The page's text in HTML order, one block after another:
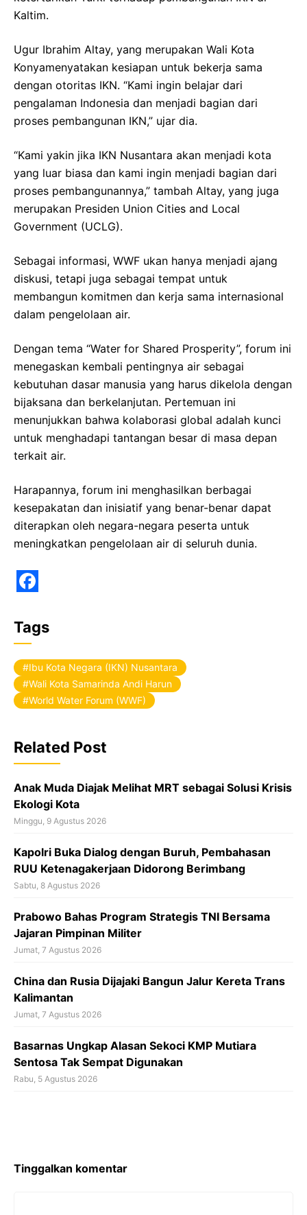
Kaltim.
Ugur Ibrahim Altay, yang merupakan Wali Kota
Konyamenyatakan kesiapan untuk bekerja sama
dengan otoritas IKN. “Kami ingin belajar dari
pengalaman Indonesia dan menjadi bagian dari
proses pembangunan IKN,” ujar dia.
“Kami yakin jika IKN Nusantara akan menjadi kota
yang luar biasa dan kami ingin menjadi bagian dari
proses pembangunannya,” tambah Altay, yang juga
merupakan Presiden Union Cities and Local
Government (UCLG).
Sebagai informasi, WWF ukan hanya menjadi ajang
diskusi, tetapi juga sebagai tempat untuk
membangun komitmen dan kerja sama internasional
dalam pengelolaan air.
Dengan tema “Water for Shared Prosperity”, forum ini
menegaskan kembali pentingnya air sebagai
kebutuhan dasar manusia yang harus dikelola dengan
bijaksana dan berkelanjutan. Pertemuan ini
menunjukkan bahwa kolaborasi global adalah kunci
untuk menghadapi tantangan besar di masa depan
terkait air.
Harapannya, forum ini menghasilkan berbagai
kesepakatan dan inisiatif yang benar-benar dapat
diterapkan oleh negara-negara peserta untuk
meningkatkan pengelolaan air di seluruh dunia.
a
c
e
b
o
k
Tags
Ibu Kota Negara (IKN) Nusantara
Wali Kota Samarinda Andi Harun
World Water Forum (WWF)
Related Post
Anak Muda Diajak Melihat MRT sebagai Solusi Krisis
Ekologi Kota
Minggu, 9 Agustus 2026
Kapolri Buka Dialog dengan Buruh, Pembahasan
RUU Ketenagakerjaan Didorong Berimbang
Sabtu, 8 Agustus 2026
Prabowo Bahas Program Strategis TNI Bersama
Jajaran Pimpinan Militer
Jumat, 7 Agustus 2026
China dan Rusia Dijajaki Bangun Jalur Kereta Trans
Kalimantan
Jumat, 7 Agustus 2026
Basarnas Ungkap Alasan Sekoci KMP Mutiara
Sentosa Tak Sempat Digunakan
Rabu, 5 Agustus 2026
Tinggalkan komentar